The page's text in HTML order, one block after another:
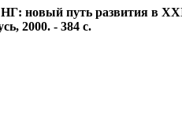
новый путь развития в
2000. - 384 с.